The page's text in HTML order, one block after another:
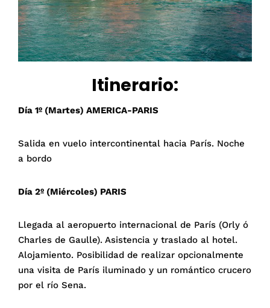
Itinerario:
Día 1º (Martes) AMERICA-PARIS
Salida en vuelo intercontinental hacia París. Noche
a bordo
Día 2º (Miércoles) PARIS
Llegada al aeropuerto internacional de París (Orly ó
Charles de Gaulle). Asistencia y traslado al hotel.
Alojamiento. Posibilidad de realizar opcionalmente
una visita de París iluminado y un romántico crucero
por el río Sena.